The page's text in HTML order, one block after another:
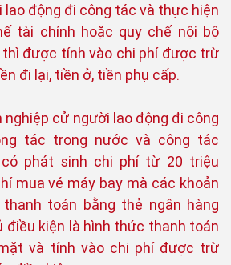
lao động đi công tác và thực hiện
tài chính hoặc quy chế nội bộ
thì được tính vào chi phí được trừ
đi lại, tiền ở, tiền phụ cấp.
nghiệp cử người lao động đi công
tác trong nước và công tác
phát sinh chi phí từ 20 triệu
mua vé máy bay mà các khoản
toán bằng thẻ ngân hàng
điều kiện là hình thức thanh toán
và tính vào chi phí được trừ